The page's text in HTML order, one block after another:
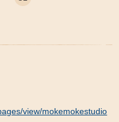
view/mokemokestudio